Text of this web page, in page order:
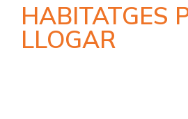
HABITATGES
LLOGAR